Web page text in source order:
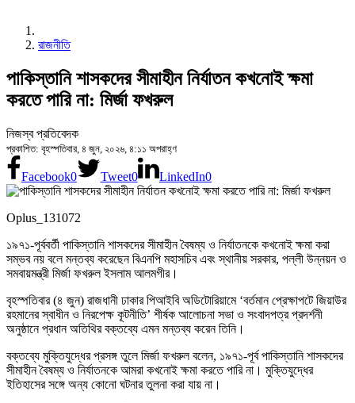
রাজনীতি
পাকিস্তানি শাসকদের সীমাহীন নির্যাতন কখনোই ক্ষমা
করতে পারি না: মির্জা ফখরুল
নিজস্ব প্রতিবেদক
প্রকাশিত: বৃহস্পতিবার, ৪ জুন, ২০২৬, ৪:১১ অপরাহ্ণ
Facebook0 Tweet0 LinkedIn0
Oplus_131072
১৯৭১-পূর্ববর্তী পাকিস্তানি শাসকদের সীমাহীন বৈষম্য ও নির্যাতনকে কখনোই ক্ষমা করা
সম্ভব নয় বলে মন্তব্য করেছেন বিএনপি মহাসচিব এবং স্থানীয় সরকার, পল্লী উন্নয়ন ও
সমবায়মন্ত্রী মির্জা ফখরুল ইসলাম আলমগীর।
বৃহস্পতিবার (৪ জুন) রাজধানী ঢাকার পিআইবি অডিটোরিয়ামে ‘বর্তমান প্রেক্ষাপটে জিয়াউর
রহমানের স্বাধীন ও নিরপেক্ষ কূটনীতি’ শীর্ষক আলোচনা সভা ও সংবাদপত্র প্রদর্শনী
অনুষ্ঠানে প্রধান অতিথির বক্তব্যে এমন মন্তব্য করেন তিনি।
বক্তব্যে মুক্তিযুদ্ধের প্রসঙ্গ তুলে মির্জা ফখরুল বলেন, ১৯৭১-পূর্ব পাকিস্তানি শাসকদের
সীমাহীন বৈষম্য ও নির্যাতনকে আমরা কখনোই ক্ষমা করতে পারি না। মুক্তিযুদ্ধের
ইতিহাসের সঙ্গে অন্য কোনো ঘটনার তুলনা করা যায় না।